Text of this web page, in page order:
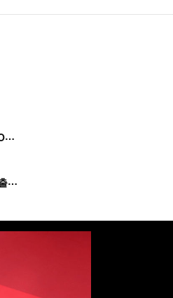
“
연습생 아닙니다” 싸이 '흠뻑쇼' 즉석 캐스팅 여중생, 루머 뿔났다[Oh!쎈 이...
'
흑백' 김도윤♥배우 김서연, 4년만 공개열애 시작..드디어 SNS에 노출 [핫피...